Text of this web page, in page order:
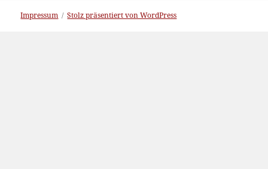
Impressum Stolz präsentiert von WordPress